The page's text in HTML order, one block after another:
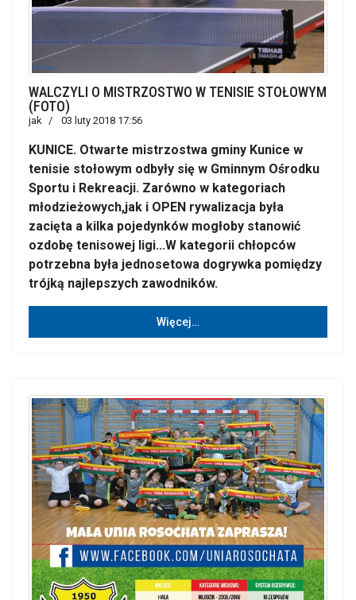
WALCZYLI O MISTRZOSTWO W TENISIE STOŁOWYM
(FOTO)
jak 03 luty 2018 17:56
KUNICE. Otwarte mistrzostwa gminy Kunice w
tenisie stołowym odbyły się w Gminnym Ośrodku
Sportu i Rekreacji. Zarówno w kategoriach
młodzieżowych,jak i OPEN rywalizacja była
zacięta a kilka pojedynków mogłoby stanowić
ozdobę tenisowej ligi...W kategorii chłopców
potrzebna była jednosetowa dogrywka pomiędzy
trójką najlepszych zawodników.
Więcej…